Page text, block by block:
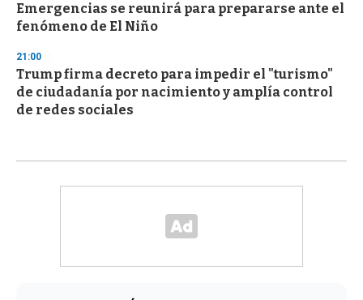
Emergencias se reunirá para prepararse ante el
fenómeno de El Niño
21:00
Trump firma decreto para impedir el "turismo"
de ciudadanía por nacimiento y amplía control
de redes sociales